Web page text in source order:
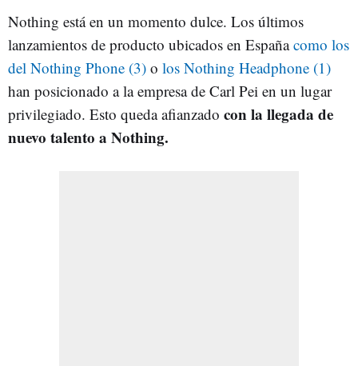
Nothing está en un momento dulce. Los últimos
lanzamientos de producto ubicados en Españacomo los
del Nothing Phone (3) o los Nothing Headphone (1)
han posicionado a la empresa de Carl Pei en un lugar
privilegiado. Esto queda afianzado con la llegada de
nuevo talento a Nothing.